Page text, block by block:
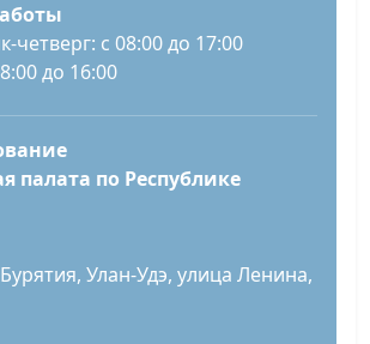
четверг: с 08:00 до 17:00
до 16:00
палата по Республике
Улан-Удэ, улица Ленина,